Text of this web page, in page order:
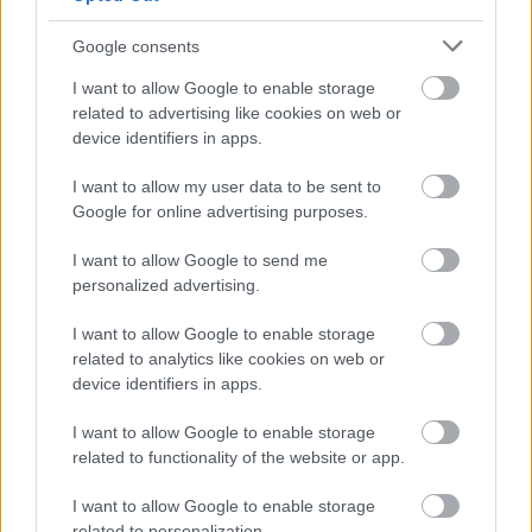
Google consents
I want to allow Google to enable storage
related to advertising like cookies on web or
device identifiers in apps.
I want to allow my user data to be sent to
Google for online advertising purposes.
I want to allow Google to send me
personalized advertising.
I want to allow Google to enable storage
related to analytics like cookies on web or
device identifiers in apps.
I want to allow Google to enable storage
related to functionality of the website or app.
I want to allow Google to enable storage
betegség korai stádiumban felismerhető,
melyek közül a legfontosabb a bőrrák, a
melanóma, a szemölcsök, a bőrgyulladások és a
napfény okozta bőrkárosodások.
HIRDETÉS
Fontos ismernünk néhány olyan tünetet, ami
bőrgyógyász szakrendelést. Amikor